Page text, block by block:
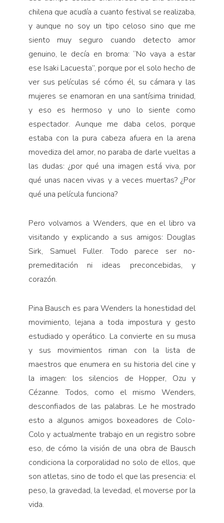
chilena que acudía a cuanto festival se realizaba,
y aunque no soy un tipo celoso sino que me
siento muy seguro cuando detecto amor
genuino, le decía en broma: “No vaya a estar
ese Isaki Lacuesta”, porque por el solo hecho de
ver sus películas sé cómo él, su cámara y las
mujeres se enamoran en una santísima trinidad,
y eso es hermoso y uno lo siente como
espectador. Aunque me daba celos, porque
estaba con la pura cabeza afuera en la arena
movediza del amor, no paraba de darle vueltas a
las dudas: ¿por qué una imagen está viva, por
qué unas nacen vivas y a veces muertas? ¿Por
qué una película funciona?
Pero volvamos a Wenders, que en el libro va
visitando y explicando a sus amigos: Douglas
Sirk, Samuel Fuller. Todo parece ser no-
premeditación ni ideas preconcebidas, y
corazón.
Pina Bausch es para Wenders la honestidad del
movimiento, lejana a toda impostura y gesto
estudiado y operático. La convierte en su musa
y sus movimientos riman con la lista de
maestros que enumera en su historia del cine y
la imagen: los silencios de Hopper, Ozu y
Cézanne. Todos, como el mismo Wenders,
desconfiados de las palabras. Le he mostrado
esto a algunos amigos boxeadores de Colo-
Colo y actualmente trabajo en un registro sobre
eso, de cómo la visión de una obra de Bausch
condiciona la corporalidad no solo de ellos, que
son atletas, sino de todo el que las presencia: el
peso, la gravedad, la levedad, el moverse por la
vida.